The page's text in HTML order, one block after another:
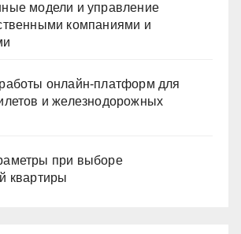
модели и управление
компаниями и
онлайн-платформ для
и железнодорожных
при выборе
квартиры